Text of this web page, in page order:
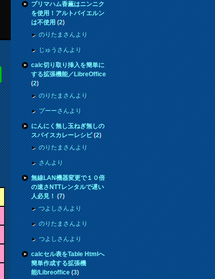
プリマハム香薫はニンニク
を使用！アルトバイエルン
は不使用(2)
のりたまさんより
じゅうさんより
calc切り取り挿入を簡単に
する拡張機能／LibreOffice
(2)
のりたまさんより
プーーさんより
にんにく無し玉ねぎ無しの
スパイスカレーレシピ(2)
のりたまさんより
さんより
無線LAN機器変更で１０倍
の速さNTTレンタルで遅い
人必見！(7)
つよしさんより
のりたまさんより
つよしさんより
calcセル表をTable Htmlへ
簡単作成する拡張機
能/Libreoffice(3)